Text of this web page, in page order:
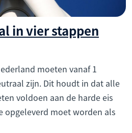
in vier stappen
moeten vanaf 1
zijn. Dit houdt in dat alle
voldoen aan de harde eis
opgeleverd moet worden als